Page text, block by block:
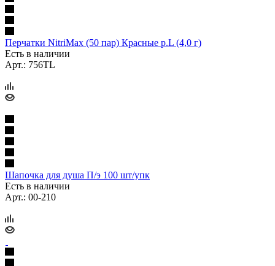
Перчатки NitriMax (50 пар) Красные р.L (4,0 г)
Есть в наличии
Арт.: 756ТL
Шапочка для душа П/э 100 шт/упк
Есть в наличии
Арт.: 00-210